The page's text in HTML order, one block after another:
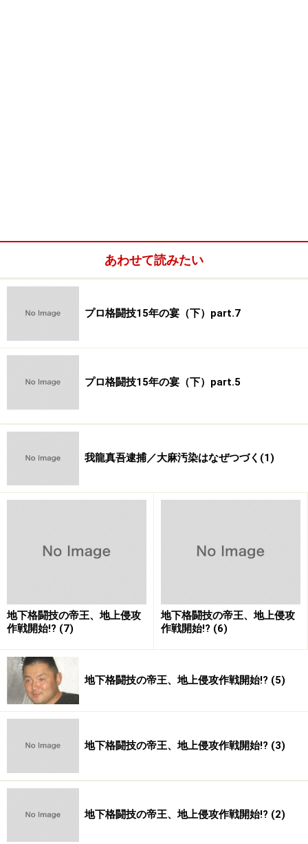
直裁に過去の「地獄巡り」を語る。時に真摯に、時に
ユーモアを交えつつも、客観的に己の“弱さ”を語れる“強
――だんだん家も居心地悪くなるし…
坂口「すごく悪くなって、ちょこちょこ家を抜けだして
にかく憲二、憲二ってなっちゃってたんで。日曜日、朝
ってろって感じで。ほとんど毎週末がそんな感じで。」
――じゃ弟さんは優等生というか、お父さんとも上手に馴
染んでたんですね。
坂口「まあ、あの当時は馴染んでましたね。彼奴も一緒
の時に「兄貴、止めたいんだけど」って言ってきて、
に言いに行くかって。でも、オヤジは「憲二はやめて良
ゃって。理由聞くとぶっとばされそうだったんで、その
あわせて読みたい
プロ格闘技15年の宴（下）part.7
プロ格闘技15年の宴（下）part.5
我龍真吾逮捕／大麻汚染はなぜつづく(1)
地下格闘技の帝王、地上侵攻
作戦開始!? (7)
地下格闘技の帝王、地上侵攻
作戦開始!? (6)
地下格闘技の帝王、地上侵攻作戦開始!? (5)
地下格闘技の帝王、地上侵攻作戦開始!? (3)
地下格闘技の帝王、地上侵攻作戦開始!? (2)